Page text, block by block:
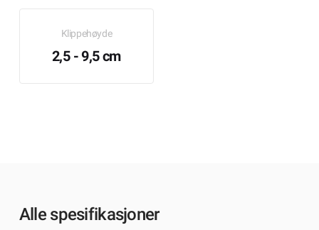
Klippehøyde
2,5 - 9,5 cm
Alle spesifikasjoner